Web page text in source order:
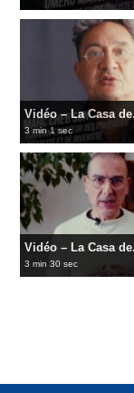
Vidéo – La Casa
3 min 1 sec
Vidéo – La Casa
3 min 30 sec